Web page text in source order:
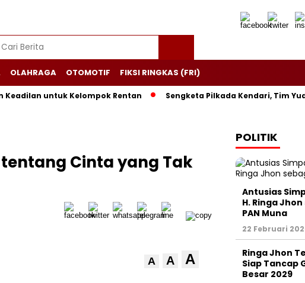
OLAHRAGA OTOMOTIF FIKSI RINGKAS (FRI)
untuk Kelompok Rentan Sengketa Pilkada Kendari, Tim
Cinta yang Tak
A A A
POLITIK
Antusias
H. Ringa
PAN Muna
22 Februari
Ringa Jhon
Siap Tancap
Besar 2029